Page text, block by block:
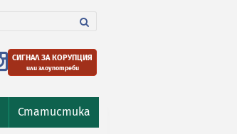
СИГНАЛ ЗА КОРУПЦИЯ
или злоупотреби
Статистика